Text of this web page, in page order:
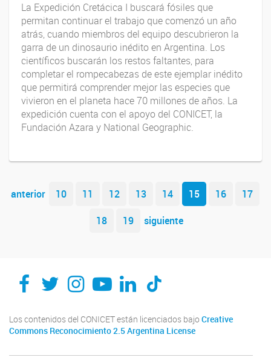
La Expedición Cretácica I buscará fósiles que
permitan continuar el trabajo que comenzó un año
atrás, cuando miembros del equipo descubrieron la
garra de un dinosaurio inédito en Argentina. Los
científicos buscarán los restos faltantes, para
completar el rompecabezas de este ejemplar inédito
que permitirá comprender mejor las especies que
vivieron en el planeta hace 70 millones de años. La
expedición cuenta con el apoyo del CONICET, la
Fundación Azara y National Geographic.
Navegador de artículos
anterior 10 11 12 13 14 15 16
17
18
19 siguiente
Los contenidos del CONICET están licenciados bajo Creative
Commons Reconocimiento 2.5 Argentina License